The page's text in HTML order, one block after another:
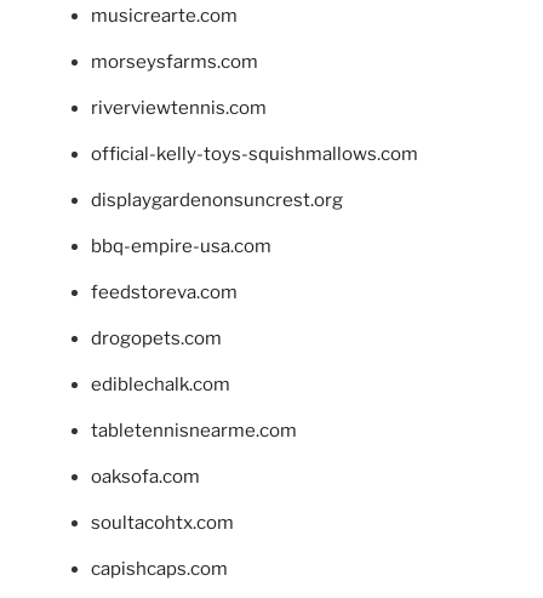
musicrearte.com
morseysfarms.com
riverviewtennis.com
official-kelly-toys-squishmallows.com
displaygardenonsuncrest.org
bbq-empire-usa.com
feedstoreva.com
drogopets.com
ediblechalk.com
tabletennisnearme.com
oaksofa.com
soultacohtx.com
capishcaps.com